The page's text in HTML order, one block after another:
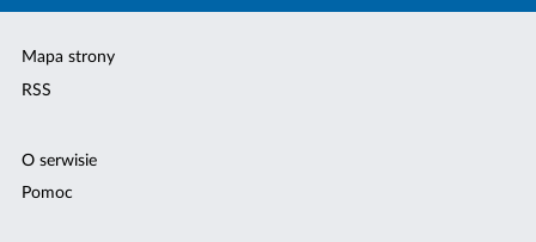
Mapa strony
RSS
O serwisie
Pomoc